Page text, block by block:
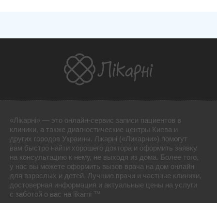
«Лікарні» — это онлайн-сервис записи пациентов в
клиники, а также диагностические центры Киева и
других городов Украины. Лікарні («Ликарни») помогут
вам быстро найти хорошего доктора и оформить заявку
на консультацию к нему, не выходя из дома. Более того,
у нас вы можете оформить вызов врача на дом онлайн
для взрослых и детей. Лучшие врачи и частные клиники,
достоверная информация и актуальные цены на услуги
с заботой о вас на likarni ™